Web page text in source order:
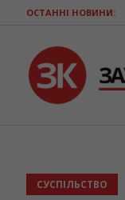
ОСТАННІ НОВИНИ:
СУСПІЛЬСТВО